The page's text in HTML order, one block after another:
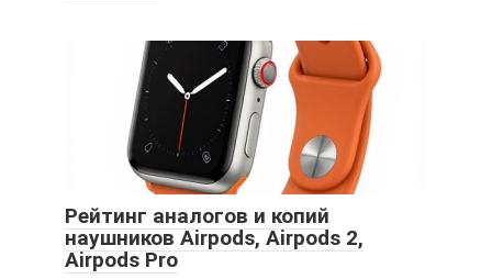
Рейтинг аналогов и копий
наушников Airpods, Airpods 2,
Airpods Pro